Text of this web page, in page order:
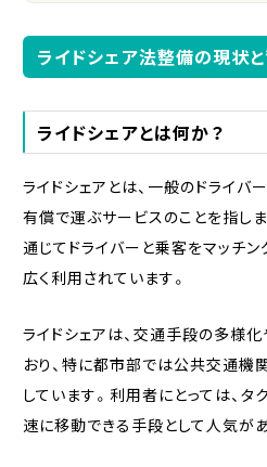
ライドシェア法整備の現状
ライドシェアとは何か？
ライドシェアとは、一般のドライ
有償で運ぶサービスのことを指し
通じてドライバーと乗客をマッチ
広く利用されています。
ライドシェアは、交通手段の多様
おり、特に都市部では公共交通機
しています。利用者にとっては、タ
速に移動できる手段として人気が